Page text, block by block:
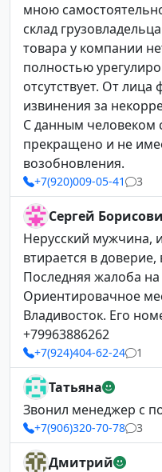
мною
склад
товара у компании
полностью
отсутствует. От
извинения за
С данным человеком
прекращено и не
возобновления.
+7(920)009-05-41 3
Сергей
Нерусский мужчина,
втирается в
Последняя жалоба
Ориентировачное
Владивосток. Его
+79963886262
+7(924)404-62-24 1
Татьяна
Звонил менеджер с
+7(906)320-70-78 3
Дмитрий